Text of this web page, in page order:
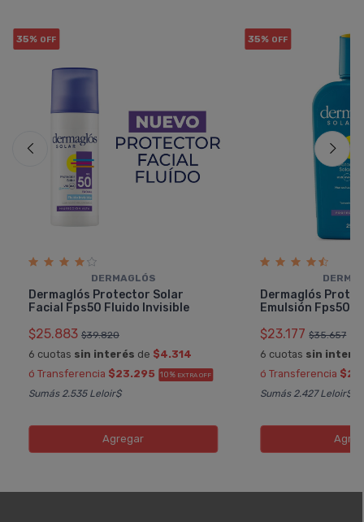
35% OFF
DERMAGLÓS
Dermaglós Protector Solar
Facial Fps50 Fluido Invisible
$25.883 $39.820
6 cuotas sin interés de $4.314
ó Transferencia $23.295 10% EXTRA OFF
Sumás 2.535 Leloir$
Agregar
35% OFF
Dermaglós
Emulsión Fps50 X
$23.177 $35.657
6 cuotas sin
ó Transferencia
Sumás 2.427 Leloir$